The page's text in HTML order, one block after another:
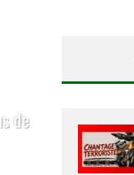
de